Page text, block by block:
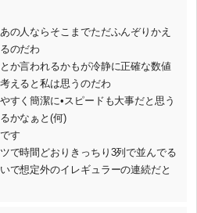
の人ならそこまでただふんぞりかえ
のだわ
か言われるかもが冷静に正確な数値
えると私は思うのだわ
すく簡潔に•スピードも大事だと思う
かなぁと(何)
す
で時間どおりきっちり3列で並んでる
で想定外のイレギュラーの連続だと